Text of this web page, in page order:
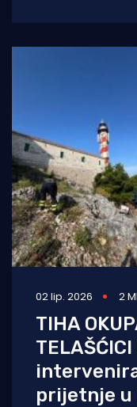
02 lip. 2026 2
TIHA
prijetnje u